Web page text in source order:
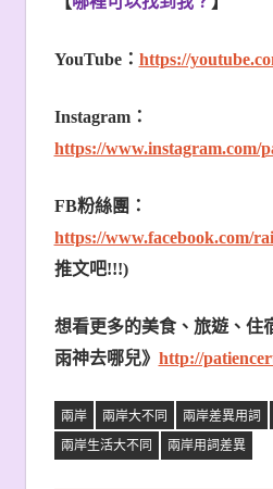
YouTube： https://
Instagram：
https://www.instagram.com/
FB粉絲團：
https://www.facebook.com/
推文吧!!!)
想看更多的美食、旅遊、住
雨神去哪兒》 http://
兩岸 兩岸大不同 兩岸差異用詞
兩岸生活大不同
兩岸用詞差異